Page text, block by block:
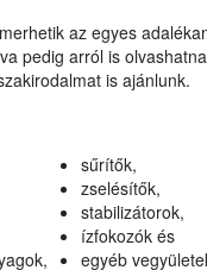
az egyes
pedig arról is
is ajánlunk.
sűrítők,
zselésítők,
stabilizátorok,
ízfokozók és
egyéb